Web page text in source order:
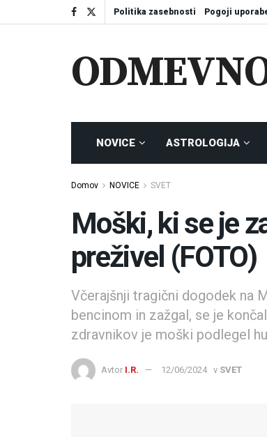
Politika zasebnosti Pogoji
NOVICE ASTROLOGIJA
Domov NOVICE SVET
Moški, ki se je
preživel (FOTO)
Včerajšnji tragični dogodek na
bencinom in zažgal, se je
zdravnikov je moški podlegel
Avtor I.R. 12/06/2024 v SVET